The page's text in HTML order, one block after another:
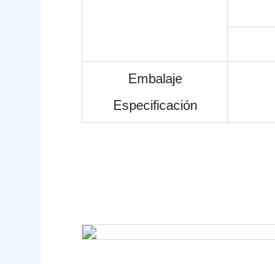
Embalaje
Especificación